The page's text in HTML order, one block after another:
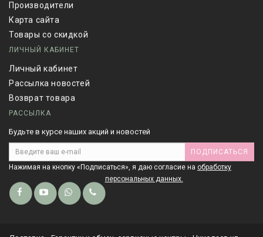
Производители
Карта сайта
Товары со скидкой
ЛИЧНЫЙ КАБИНЕТ
Личный кабинет
Рассылка новостей
Возврат товара
РАССЫЛКА
Будьте в курсе наших акций и новостей
ПОДПИСАТЬСЯ
Нажимая на кнопку «Подписаться», я даю cогласие на обработку
персональных данных.